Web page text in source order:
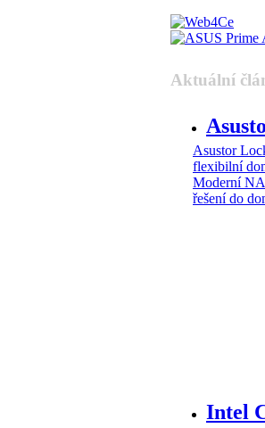
Aktuální
Asustor
flexibilní
Moderní
řešení do
Intel